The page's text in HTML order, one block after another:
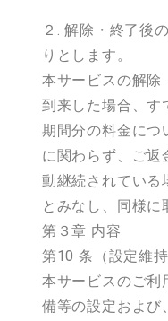
２. 解除・終了後
りとします。
本サービスの解除
到来した場合、す
期間分の料金につ
に関わらず、ご返
動継続されている
とみなし、同様に
第３章 内容
第10 条（設定維持
本サービスのご利
備等の設定および